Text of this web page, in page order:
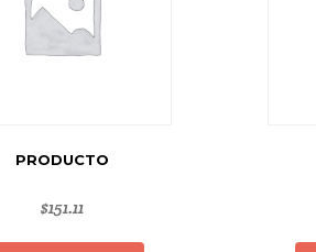
PRODUCTO
$151.11